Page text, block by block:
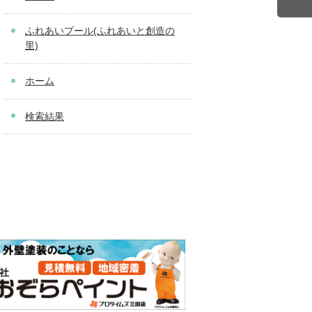
ふれあいプール(ふれあいと創造の
里)
ホーム
検索結果